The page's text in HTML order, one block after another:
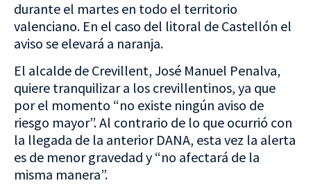
durante el martes en todo el territorio
valenciano. En el caso del litoral de Castellón el
aviso se elevará a naranja.
El alcalde de Crevillent, José Manuel Penalva,
quiere tranquilizar a los crevillentinos, ya que
por el momento “no existe ningún aviso de
riesgo mayor”. Al contrario de lo que ocurrió con
la llegada de la anterior DANA, esta vez la alerta
es de menor gravedad y “no afectará de la
misma manera”.